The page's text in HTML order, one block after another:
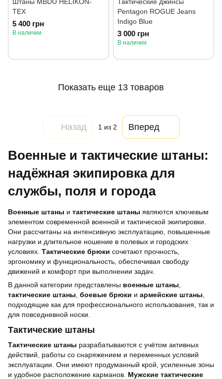
TEX
5 400 грн
В наличии
Pentagon ROGUE Jeans
Indigo Blue
3 000 грн
В наличии
Показать еще 13 товаров
Назад 1 из 2 Вперед
Военные и тактические штаны:
надёжная экипировка для
службы, поля и города
Военные штаны и тактические штаны являются ключевым
элементом современной военной и тактической экипировки.
Они рассчитаны на интенсивную эксплуатацию, повышенные
нагрузки и длительное ношение в полевых и городских
условиях. Тактические брюки сочетают прочность,
эргономику и функциональность, обеспечивая свободу
движений и комфорт при выполнении задач.
В данной категории представлены военные штаны
тактические штаны боевые брюки и армейские штаны
подходящие как для профессионального использования, так и
для повседневной носки.
Тактические штаны
Тактические штаны разрабатываются с учётом активных
действий, работы со снаряжением и переменных условий
эксплуатации. Они имеют продуманный крой, усиленные зоны
и удобное расположение карманов. Мужские тактические